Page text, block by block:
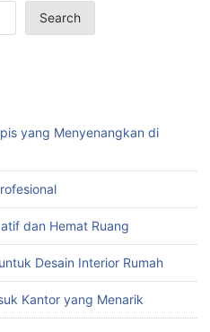
Search
yang Menyenangkan di
dan Hemat Ruang
Desain Interior Rumah
Kantor yang Menarik